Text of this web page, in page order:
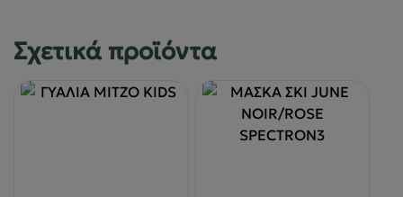
Σχετικά προϊόντα